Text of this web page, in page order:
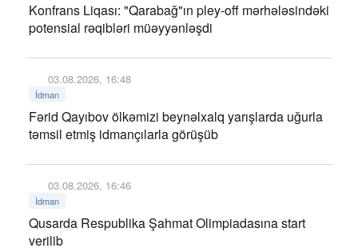
Konfrans Liqası: "Qarabağ"ın pley-off mərhələsindəki
potensial rəqibləri müəyyənləşdi
03.08.2026, 16:48
İdman
Fərid Qayıbov ölkəmizi beynəlxalq yarışlarda uğurla
təmsil etmiş idmançılarla görüşüb
03.08.2026, 16:46
İdman
Qusarda Respublika Şahmat Olimpiadasına start
verilib